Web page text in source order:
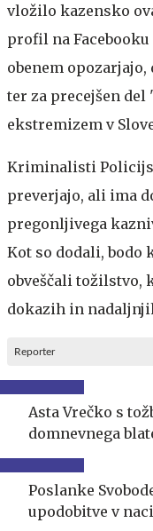
vložilo kazensko
profil na
obenem
ter za precejšen
ekstremizem v
Kriminalisti
preverjajo, ali ima
pregonljivega
Kot so dodali,
obveščali tožilstvo,
dokazih in
Reporter
Asta Vrečko s
domnevnega
Poslanke
upodobitve v